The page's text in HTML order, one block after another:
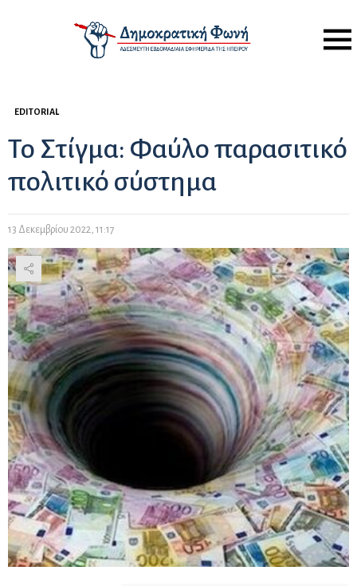
Menu
EDITORIAL
Το Στίγμα: Φαύλο παρασιτικό
πολιτικό σύστημα
13 Δεκεμβρίου 2022, 11:17